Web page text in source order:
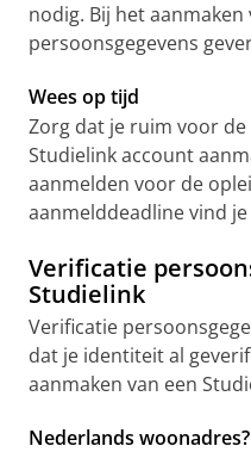
nodig. Bij het
persoonsgegevens
Wees op tijd
Zorg dat je ruim voor
Studielink account
aanmelden voor de
aanmelddeadline vind
Verificatie
Studielink
Verificatie
dat je identiteit al
aanmaken van een
Nederlands woonadres?